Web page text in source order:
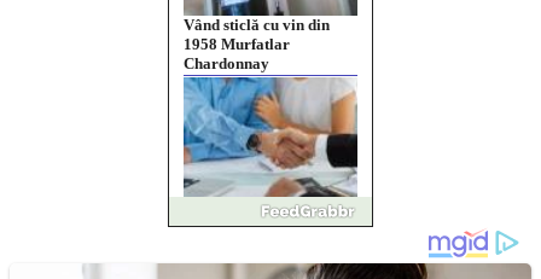
Vând sticlă cu vin din
1958 Murfatlar
Chardonnay
Împrumut si investitii